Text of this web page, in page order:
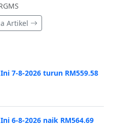
Artikel
7-8-2026 turun RM559.58
6-8-2026 naik RM564.69